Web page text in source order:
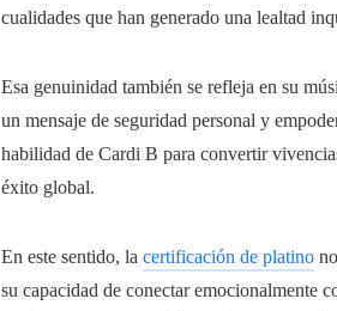
cualidades que han generado una lealtad
Esa genuinidad también se refleja en su
un mensaje de seguridad personal y
habilidad de Cardi B para convertir
éxito global.
En este sentido, la certificación de platino
su capacidad de conectar emocionalmente